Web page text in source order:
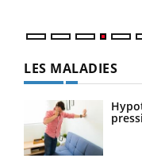
LES MALADIES